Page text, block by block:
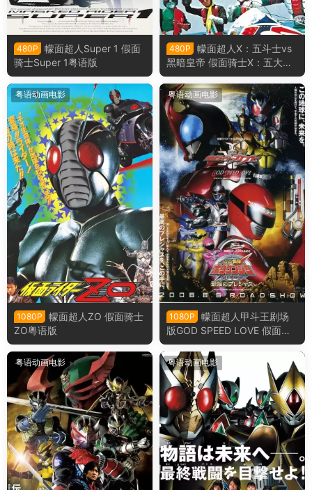
480P
幪面超人Super 1 假面
骑士Super 1粤语版
480P
幪面超人X：五斗士vs
黑暗皇帝 假面骑士X：五大骑
士对黑暗王粤语版
粤语动画电影
1080P
幪面超人ZO 假面骑士
ZO粤语版
粤语动画电影
1080P
幪面超人甲斗王剧场
版GOD SPEED LOVE 假面骑
士甲斗王剧场版 神明·速度·爱
情粤语版
粤语动画电影 粤语动画电影